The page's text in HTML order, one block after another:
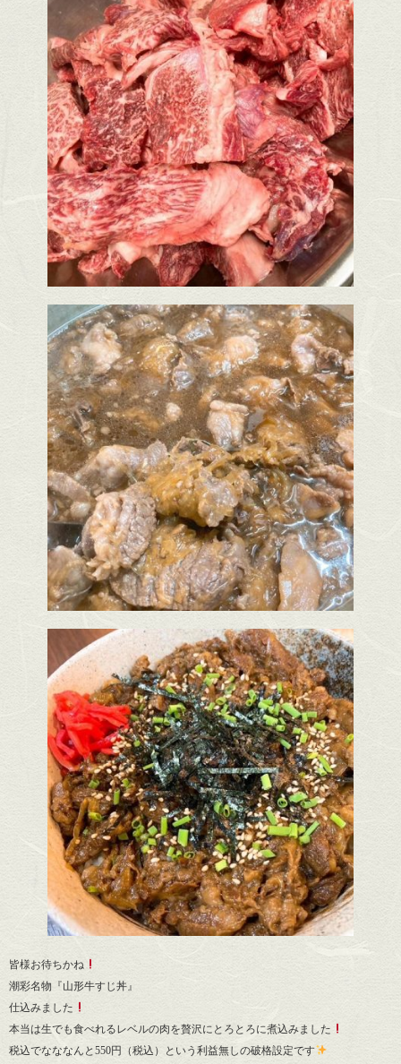
皆様お待ちかね
潮彩名物『山形牛すじ丼』
仕込みました
本当は生でも食べれるレベルの肉を贅沢にとろとろに煮込みました
税込でなななんと550円（税込）という利益無しの破格設定です